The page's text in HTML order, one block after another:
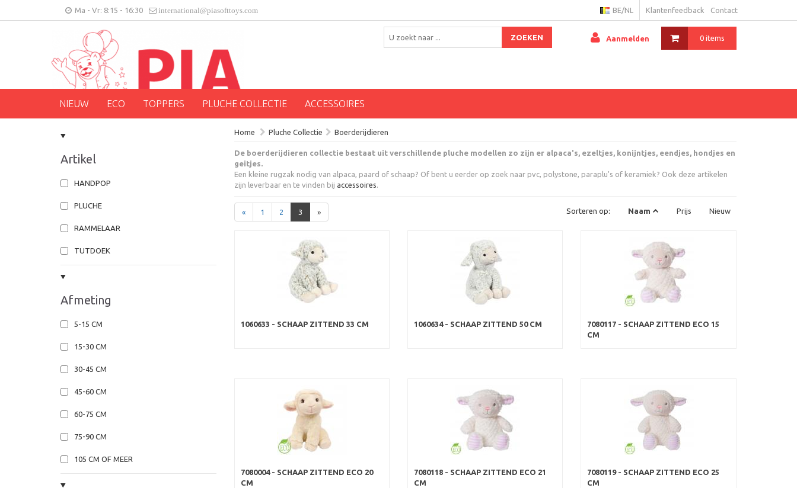
Ma - Vr: 8:15 - 16:30 international@piasofttoys.com Klantenfeedback Contact
BE/NL
0 items
Aanmelden
ZOEKEN
NIEUW ECO TOPPERS PLUCHE COLLECTIE ACCESSOIRES
Artikel
HANDPOP
PLUCHE
RAMMELAAR
TUTDOEK
Afmeting
5-15 CM
15-30 CM
30-45 CM
45-60 CM
60-75 CM
75-90 CM
105 CM OF MEER
Home Pluche Collectie Boerderijdieren
De boerderijdieren collectie bestaat uit verschillende pluche modellen zo zijn er alpaca's, ezeltjes, konijntjes, eendjes, hondjes en
geitjes.
Een kleine rugzak nodig van alpaca, paard of schaap? Of bent u eerder op zoek naar pvc, polystone, paraplu's of keramiek? Ook deze artikelen
zijn leverbaar en te vinden bij accessoires.
« 1 2 3 » Sorteren op: Naam Prijs Nieuw
1060633 - SCHAAP ZITTEND 33 CM 1060634 - SCHAAP ZITTEND 50 CM
7080117 - SCHAAP ZITTEND ECO 15
CM
7080004 - SCHAAP ZITTEND ECO 20
CM
7080118 - SCHAAP ZITTEND ECO 21
CM
7080119 - SCHAAP ZITTEND ECO 25
CM